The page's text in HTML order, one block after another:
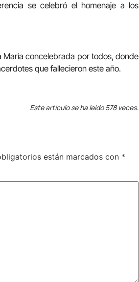
se celebró el homenaje a los
María concelebrada por todos, donde
que fallecieron este año.
Este artículo se ha leído 578 veces.
están marcados con *